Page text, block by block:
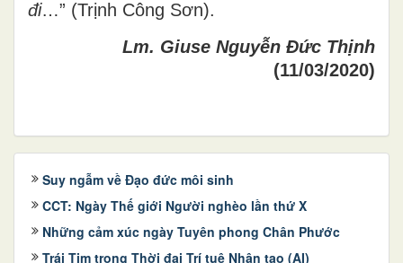
đi…” (Trịnh Công Sơn).
Lm. Giuse Nguyễn Đức Thịnh
(11/03/2020)
Suy ngẫm về Đạo đức môi sinh
CCT: Ngày Thế giới Người nghèo lần thứ X
Những cảm xúc ngày Tuyên phong Chân Phước
Trái Tim trong Thời đại Trí tuệ Nhân tạo (AI)